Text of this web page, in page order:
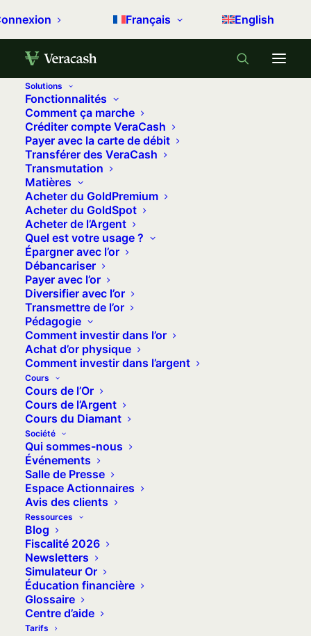
Français English
Solutions
Fonctionnalités
Comment ça marche
Créditer compte VeraCash
Payer avec la carte de débit
Transférer des VeraCash
Transmutation
Matières
Acheter du GoldPremium
Acheter du GoldSpot
Acheter de l’Argent
Quel est votre usage ?
Épargner avec l’or
Débancariser
Payer avec l’or
Diversifier avec l’or
Transmettre de l’or
Pédagogie
Comment investir dans l’or
Achat d’or physique
Comment investir dans l’argent
Cours
Cours de l’Or
Cours de l’Argent
Cours du Diamant
Société
Qui sommes-nous
Événements
Salle de Presse
Espace Actionnaires
Avis des clients
Ressources
Blog
Fiscalité 2026
Newsletters
Simulateur Or
Éducation financière
Glossaire
Centre d’aide
Tarifs
Accueil
Archive by Category "Métaux précieux"
(Page 2)
Métaux précieux
L’or et l’argent sont les seuls actifs tangibles qui
ont su préserver la valeur d’un patrimoine à
travers le temps et les crises. Chez VeraCash®,
ils sont les sous-jacents de votre compte.
2 juin 2026
Le cours de l’or retombe
sous la menace d’une
hausse des taux
Après un faux rebond en début de
semaine, le cours de l’or rechute sous